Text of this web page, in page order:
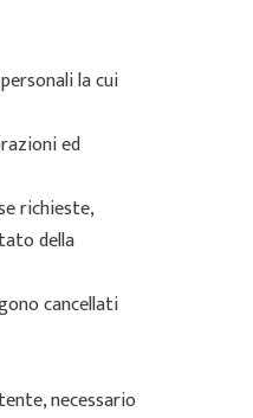
la cui
ed
richieste,
della
cancellati
necessario